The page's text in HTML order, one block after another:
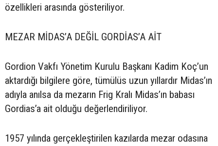
özellikleri arasında gösteriliyor.
MEZAR MİDAS’A DEĞİL GORDİAS’A AİT
Gordion Vakfı Yönetim Kurulu Başkanı Kadim Koç’un
aktardığı bilgilere göre, tümülüs uzun yıllardır Midas’ın
adıyla anılsa da mezarın Frig Kralı Midas’ın babası
Gordias’a ait olduğu değerlendiriliyor.
1957 yılında gerçekleştirilen kazılarda mezar odasına